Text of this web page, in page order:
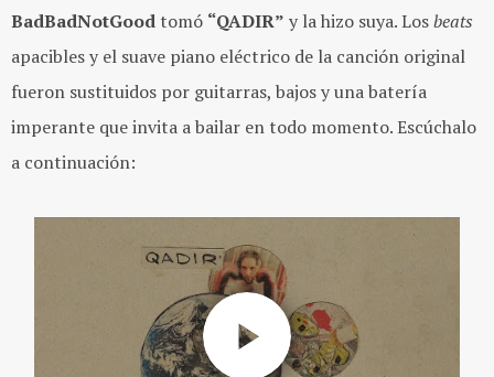
BadBadNotGood tomó “QADIR” y la hizo suya. Losbeats
apacibles y el suave piano eléctrico de la canción original
fueron sustituidos por guitarras, bajos y una batería
imperante que invita a bailar en todo momento. Escúchalo
a continuación: